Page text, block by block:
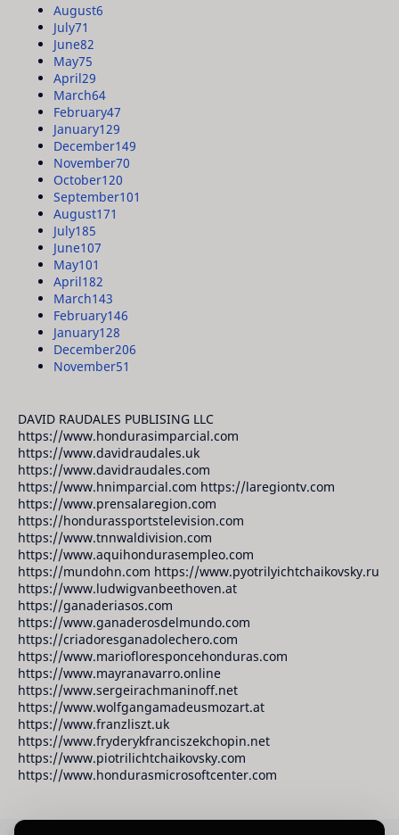
August6
July71
June82
May75
April29
March64
February47
January129
December149
November70
October120
September101
August171
July185
June107
May101
April182
March143
February146
January128
December206
November51
DAVID RAUDALES PUBLISING LLC
https://www.hondurasimparcial.com
https://www.davidraudales.uk
https://www.davidraudales.com
https://www.hnimparcial.com https://laregiontv.com
https://www.prensalaregion.com
https://hondurassportstelevision.com
https://www.tnnwaldivision.com
https://www.aquihondurasempleo.com
https://mundohn.com https://www.pyotrilyichtchaikovsky.ru
https://www.ludwigvanbeethoven.at
https://ganaderiasos.com
https://www.ganaderosdelmundo.com
https://criadoresganadolechero.com
https://www.mariofloresponcehonduras.com
https://www.mayranavarro.online
https://www.sergeirachmaninoff.net
https://www.wolfgangamadeusmozart.at
https://www.franzliszt.uk
https://www.fryderykfranciszekchopin.net
https://www.piotrilichtchaikovsky.com
https://www.hondurasmicrosoftcenter.com